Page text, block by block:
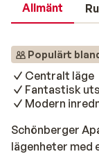
Allmänt
Populärt
Centralt läge
Fantastisk
Modern
Schönberger
lägenheter med